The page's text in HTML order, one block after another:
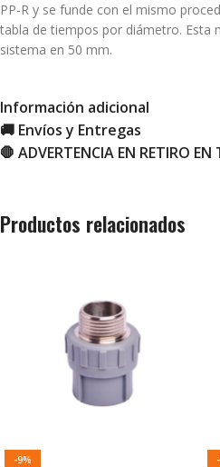
PP-R y se funde con el mismo
tabla de tiempos por diámetro. Esta
sistema en 50 mm.
Información adicional
🚚 Envíos y Entregas
🛑 ADVERTENCIA EN RETIRO EN
Productos relacionados
-9%